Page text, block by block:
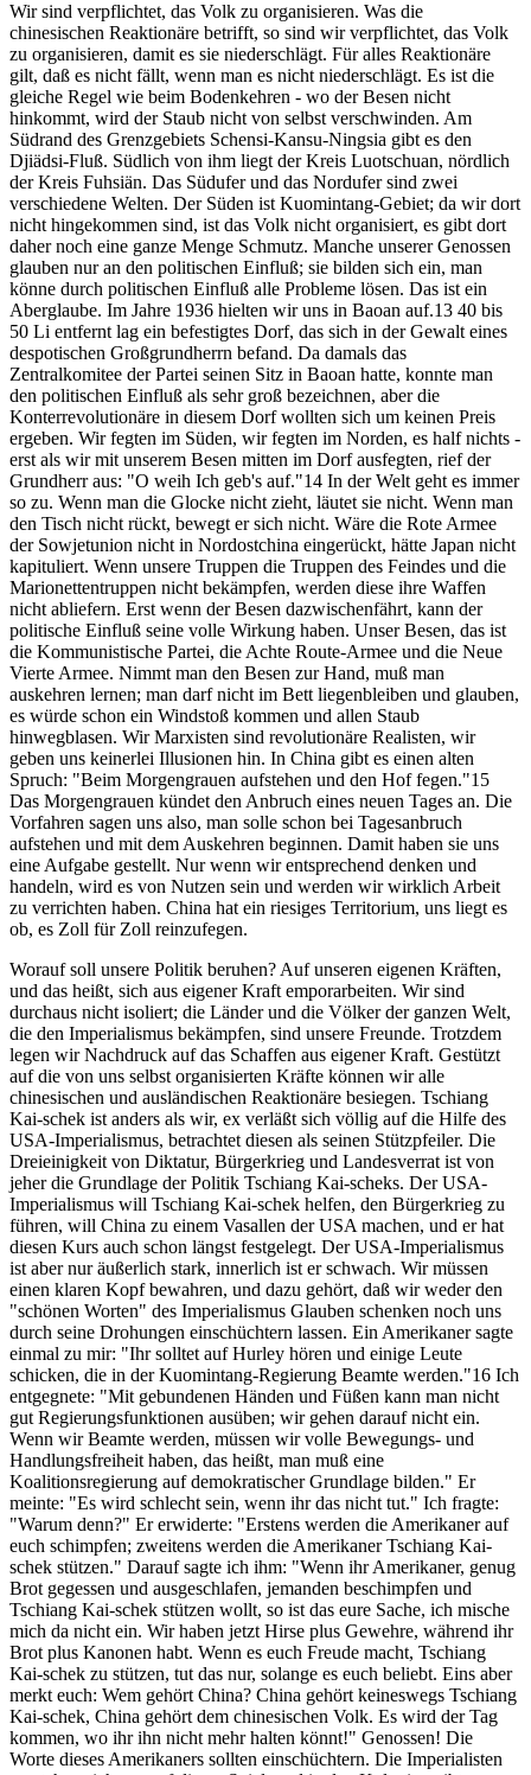
Wir sind verpflichtet, das Volk zu organisieren. Was die
chinesischen Reaktionäre betrifft, so sind wir verpflichtet, das Volk
zu organisieren, damit es sie niederschlägt. Für alles Reaktionäre
gilt, daß es nicht fällt, wenn man es nicht niederschlägt. Es ist die
gleiche Regel wie beim Bodenkehren - wo der Besen nicht
hinkommt, wird der Staub nicht von selbst verschwinden. Am
Südrand des Grenzgebiets Schensi-Kansu-Ningsia gibt es den
Djiädsi-Fluß. Südlich von ihm liegt der Kreis Luotschuan, nördlich
der Kreis Fuhsiän. Das Südufer und das Nordufer sind zwei
verschiedene Welten. Der Süden ist Kuomintang-Gebiet; da wir dort
nicht hingekommen sind, ist das Volk nicht organisiert, es gibt dort
daher noch eine ganze Menge Schmutz. Manche unserer Genossen
glauben nur an den politischen Einfluß; sie bilden sich ein, man
könne durch politischen Einfluß alle Probleme lösen. Das ist ein
Aberglaube. Im Jahre 1936 hielten wir uns in Baoan auf.13 40 bis
50 Li entfernt lag ein befestigtes Dorf, das sich in der Gewalt eines
despotischen Großgrundherrn befand. Da damals das
Zentralkomitee der Partei seinen Sitz in Baoan hatte, konnte man
den politischen Einfluß als sehr groß bezeichnen, aber die
Konterrevolutionäre in diesem Dorf wollten sich um keinen Preis
ergeben. Wir fegten im Süden, wir fegten im Norden, es half nichts -
erst als wir mit unserem Besen mitten im Dorf ausfegten, rief der
Grundherr aus: "O weih Ich geb's auf."14 In der Welt geht es immer
so zu. Wenn man die Glocke nicht zieht, läutet sie nicht. Wenn man
den Tisch nicht rückt, bewegt er sich nicht. Wäre die Rote Armee
der Sowjetunion nicht in Nordostchina eingerückt, hätte Japan nicht
kapituliert. Wenn unsere Truppen die Truppen des Feindes und die
Marionettentruppen nicht bekämpfen, werden diese ihre Waffen
nicht abliefern. Erst wenn der Besen dazwischenfährt, kann der
politische Einfluß seine volle Wirkung haben. Unser Besen, das ist
die Kommunistische Partei, die Achte Route-Armee und die Neue
Vierte Armee. Nimmt man den Besen zur Hand, muß man
auskehren lernen; man darf nicht im Bett liegenbleiben und glauben,
es würde schon ein Windstoß kommen und allen Staub
hinwegblasen. Wir Marxisten sind revolutionäre Realisten, wir
geben uns keinerlei Illusionen hin. In China gibt es einen alten
Spruch: "Beim Morgengrauen aufstehen und den Hof fegen."15
Das Morgengrauen kündet den Anbruch eines neuen Tages an. Die
Vorfahren sagen uns also, man solle schon bei Tagesanbruch
aufstehen und mit dem Auskehren beginnen. Damit haben sie uns
eine Aufgabe gestellt. Nur wenn wir entsprechend denken und
handeln, wird es von Nutzen sein und werden wir wirklich Arbeit
zu verrichten haben. China hat ein riesiges Territorium, uns liegt es
ob, es Zoll für Zoll reinzufegen.
Worauf soll unsere Politik beruhen? Auf unseren eigenen Kräften,
und das heißt, sich aus eigener Kraft emporarbeiten. Wir sind
durchaus nicht isoliert; die Länder und die Völker der ganzen Welt,
die den Imperialismus bekämpfen, sind unsere Freunde. Trotzdem
legen wir Nachdruck auf das Schaffen aus eigener Kraft. Gestützt
auf die von uns selbst organisierten Kräfte können wir alle
chinesischen und ausländischen Reaktionäre besiegen. Tschiang
Kai-schek ist anders als wir, ex verläßt sich völlig auf die Hilfe des
USA-Imperialismus, betrachtet diesen als seinen Stützpfeiler. Die
Dreieinigkeit von Diktatur, Bürgerkrieg und Landesverrat ist von
jeher die Grundlage der Politik Tschiang Kai-scheks. Der USA-
Imperialismus will Tschiang Kai-schek helfen, den Bürgerkrieg zu
führen, will China zu einem Vasallen der USA machen, und er hat
diesen Kurs auch schon längst festgelegt. Der USA-Imperialismus
ist aber nur äußerlich stark, innerlich ist er schwach. Wir müssen
einen klaren Kopf bewahren, und dazu gehört, daß wir weder den
"schönen Worten" des Imperialismus Glauben schenken noch uns
durch seine Drohungen einschüchtern lassen. Ein Amerikaner sagte
einmal zu mir: "Ihr solltet auf Hurley hören und einige Leute
schicken, die in der Kuomintang-Regierung Beamte werden."16 Ich
entgegnete: "Mit gebundenen Händen und Füßen kann man nicht
gut Regierungsfunktionen ausüben; wir gehen darauf nicht ein.
Wenn wir Beamte werden, müssen wir volle Bewegungs- und
Handlungsfreiheit haben, das heißt, man muß eine
Koalitionsregierung auf demokratischer Grundlage bilden." Er
meinte: "Es wird schlecht sein, wenn ihr das nicht tut." Ich fragte:
"Warum denn?" Er erwiderte: "Erstens werden die Amerikaner auf
euch schimpfen; zweitens werden die Amerikaner Tschiang Kai-
schek stützen." Darauf sagte ich ihm: "Wenn ihr Amerikaner, genug
Brot gegessen und ausgeschlafen, jemanden beschimpfen und
Tschiang Kai-schek stützen wollt, so ist das eure Sache, ich mische
mich da nicht ein. Wir haben jetzt Hirse plus Gewehre, während ihr
Brot plus Kanonen habt. Wenn es euch Freude macht, Tschiang
Kai-schek zu stützen, tut das nur, solange es euch beliebt. Eins aber
merkt euch: Wem gehört China? China gehört keineswegs Tschiang
Kai-schek, China gehört dem chinesischen Volk. Es wird der Tag
kommen, wo ihr ihn nicht mehr halten könnt!" Genossen! Die
Worte dieses Amerikaners sollten einschüchtern. Die Imperialisten